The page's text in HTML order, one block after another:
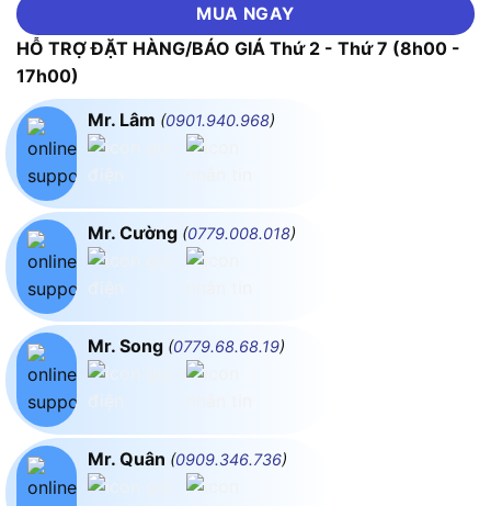
MUA NGAY
HỖ TRỢ ĐẶT HÀNG/BÁO GIÁ Thứ 2 - Thứ 7 (8h00 -
17h00)
Mr. Lâm (0901.940.968)
Mr. Cường (0779.008.018)
Mr. Song (0779.68.68.19)
Mr. Quân (0909.346.736)